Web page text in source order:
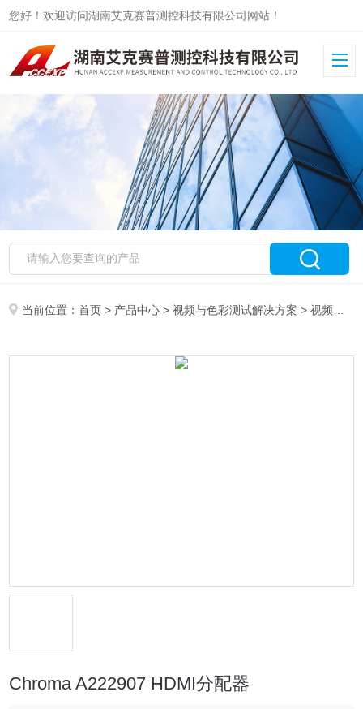
您好！欢迎访问湖南艾克赛普测控科技有限公司网站！
当前位置：首页 > 产品中心 >视频与色彩测试解决方案 >视频信号图形产生器
Chroma A222907 HDMI分配器